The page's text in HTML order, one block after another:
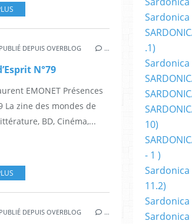
TV,SCIENCE-FICTION,SÉRIES TÉLÉS SÉRIE TV
PUBLIÉ DEPUIS OVERBLOG …
N°79
EMONET Présences
La zine des mondes de
BD, Cinéma,...
D'ANGOULEME),SCIENCE-FICTION FANTASTIQUE,
PUBLIÉ DEPUIS OVERBLOG …
.1)
10)
- 1 )
11.2)